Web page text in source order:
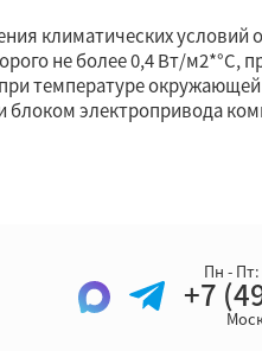
климатических условий
не более 0,4 Вт/м2*°С,
температуре
блоком электропривода
Пн -
+7